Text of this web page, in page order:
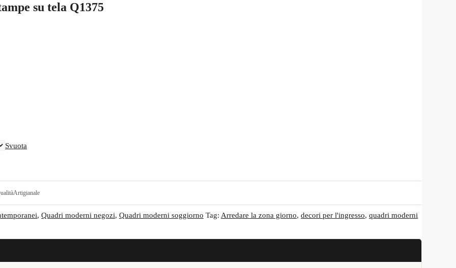
su tela Q1375
Svuota
Artigianale
, Quadri moderni negozi, Quadri moderni soggiorno Tag: Arredare la zona giorno, decori per l'ingresso, quadri moderni